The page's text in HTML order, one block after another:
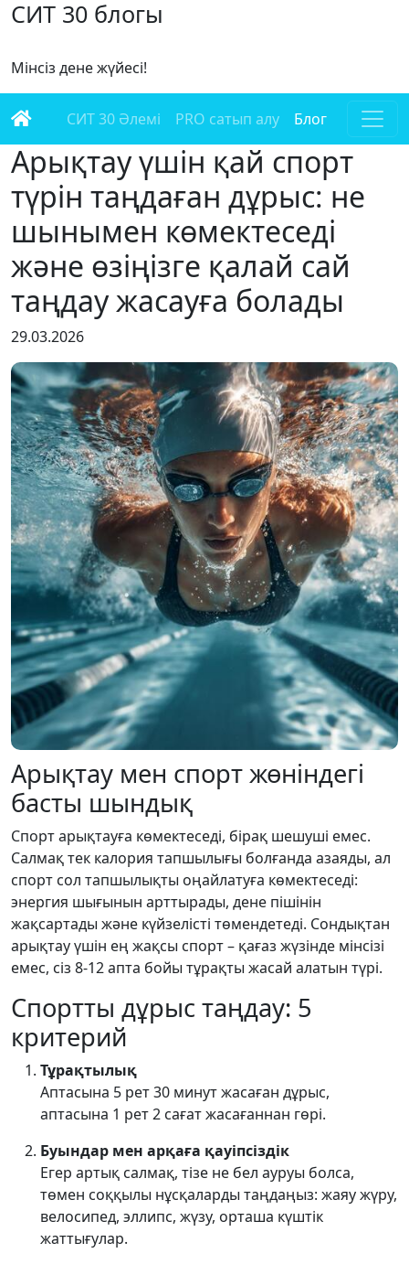
СИТ 30 блогы
Мінсіз дене жүйесі!
СИТ 30 Әлемі PRO сатып алу Блог
Арықтау үшін қай спорт
түрін таңдаған дұрыс: не
шынымен көмектеседі
және өзіңізге қалай сай
таңдау жасауға болады
29.03.2026
Арықтау мен спорт жөніндегі
басты шындық
Спорт арықтауға көмектеседі, бірақ шешуші емес.
Салмақ тек калория тапшылығы болғанда азаяды, ал
спорт сол тапшылықты оңайлатуға көмектеседі:
энергия шығынын арттырады, дене пішінін
жақсартады және күйзелісті төмендетеді. Сондықтан
арықтау үшін ең жақсы спорт – қағаз жүзінде мінсізі
емес, сіз 8-12 апта бойы тұрақты жасай алатын түрі.
Спортты дұрыс таңдау: 5
критерий
Тұрақтылық
Аптасына 5 рет 30 минут жасаған дұрыс,
аптасына 1 рет 2 сағат жасағаннан гөрі.
Буындар мен арқаға қауіпсіздік
Егер артық салмақ, тізе не бел ауруы болса,
төмен соққылы нұсқаларды таңдаңыз: жаяу жүру,
велосипед, эллипс, жүзу, орташа күштік
жаттығулар.